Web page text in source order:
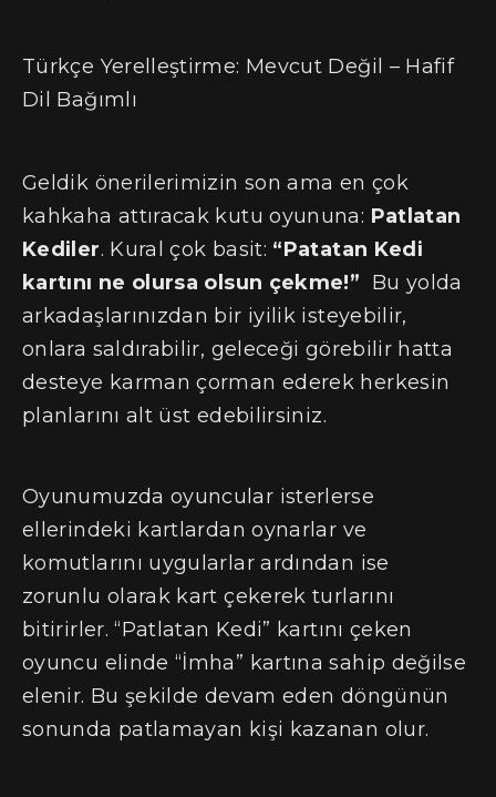
Türkçe Yerelleştirme: Mevcut Değil – Hafif
Dil Bağımlı
Geldik önerilerimizin son ama en çok
kahkaha attıracak kutu oyununa: Patlatan
Kediler. Kural çok basit: “Patatan Kedi
kartını ne olursa olsun çekme!” Bu yolda
arkadaşlarınızdan bir iyilik isteyebilir,
onlara saldırabilir, geleceği görebilir hatta
desteye karman çorman ederek herkesin
planlarını alt üst edebilirsiniz.
Oyunumuzda oyuncular isterlerse
ellerindeki kartlardan oynarlar ve
komutlarını uygularlar ardından ise
zorunlu olarak kart çekerek turlarını
bitirirler. “Patlatan Kedi” kartını çeken
oyuncu elinde “İmha” kartına sahip değilse
elenir. Bu şekilde devam eden döngünün
sonunda patlamayan kişi kazanan olur.